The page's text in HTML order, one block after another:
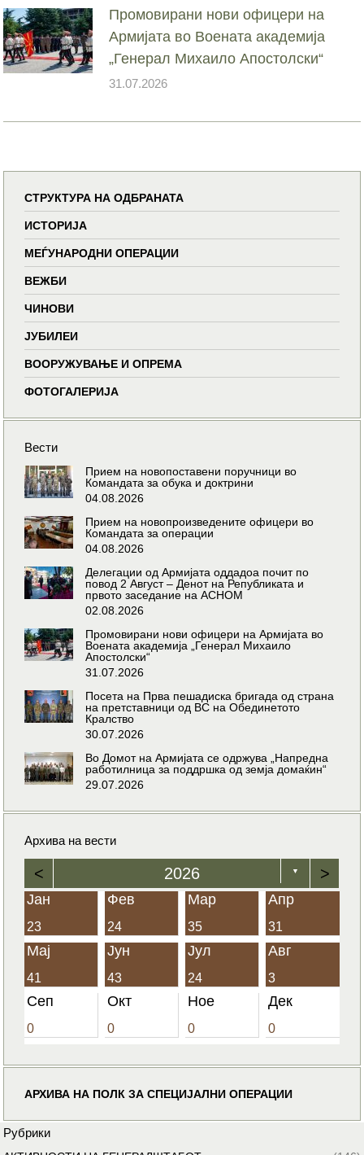
Промовирани нови офицери на
Армијата во Воената академија
„Генерал Михаило Апостолски“
31.07.2026
СТРУКТУРА НА ОДБРАНАТА
ИСТОРИЈА
МЕЃУНАРОДНИ ОПЕРАЦИИ
ВЕЖБИ
ЧИНОВИ
ЈУБИЛЕИ
ВООРУЖУВАЊЕ И ОПРЕМА
ФОТОГАЛЕРИЈА
Вести
Прием на новопоставени поручници во
Командата за обука и доктрини
04.08.2026
Прием на новопроизведените офицери во
Командата за операции
04.08.2026
Делегации од Армијата оддадоа почит по
повод 2 Август – Денот на Републиката и
првото заседание на АСНОМ
02.08.2026
Промовирани нови офицери на Армијата во
Воената академија „Генерал Михаило
Апостолски“
31.07.2026
Посета на Прва пешадиска бригада од страна
на претставници од ВС на Обединетото
Кралство
30.07.2026
Во Домот на Армијата се одржува „Напредна
работилница за поддршка од земја домаќин“
29.07.2026
Архива на вести
< 2026 ▼ >
Јан
23
Фев
24
Мар
35
Апр
31
Мај
41
Јун
43
Јул
24
Авг
3
Сеп
0
Окт
0
Ное
0
Дек
0
АРХИВА НА ПОЛК ЗА СПЕЦИЈАЛНИ ОПЕРАЦИИ
Рубрики